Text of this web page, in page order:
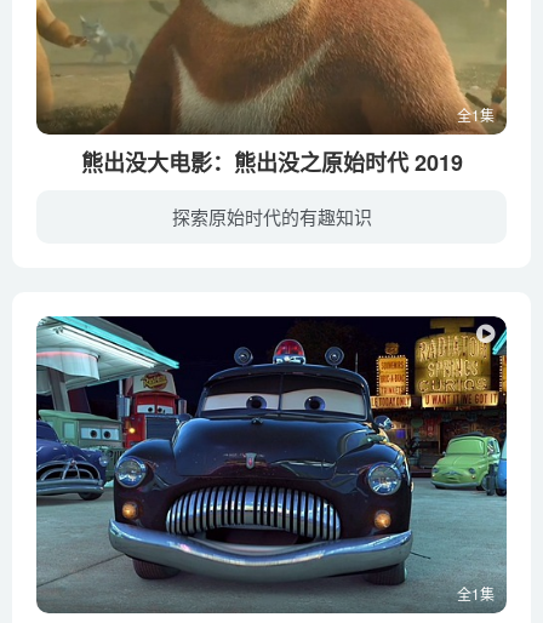
全1集
熊出没大电影：熊出没之原始时代 2019
探索原始时代的有趣知识
全1集